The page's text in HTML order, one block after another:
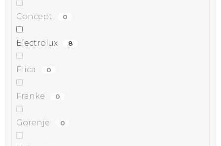
Concept 0
Electrolux 8
Elica 0
Franke 0
Gorenje 0